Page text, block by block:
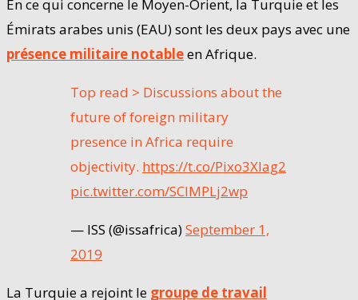
En ce qui concerne le Moyen-Orient, la Turquie et les
Émirats arabes unis (EAU) sont les deux pays avec une
présence militaire notableen Afrique.
Top read > Discussions about the
future of foreign military
presence in Africa require
objectivity. https://t.co/Pixo3XIag2
pic.twitter.com/SCIMPLj2wp
— ISS (@issafrica)September 1,
2019
La Turquie a rejoint le groupe de travail